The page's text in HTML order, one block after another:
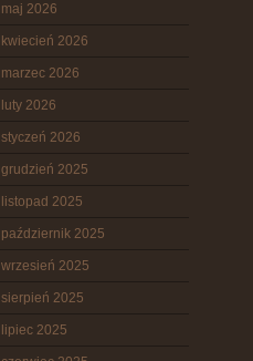
maj 2026
kwiecień 2026
marzec 2026
luty 2026
styczeń 2026
grudzień 2025
listopad 2025
październik 2025
wrzesień 2025
sierpień 2025
lipiec 2025